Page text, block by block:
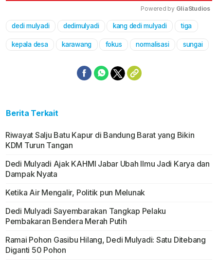
Mute
Powered by GliaStudios
dedi mulyadi dedimulyadi kang dedi mulyadi tiga
kepala desa karawang fokus normalisasi sungai
Berita Terkait
Riwayat Salju Batu Kapur di Bandung Barat yang Bikin
KDM Turun Tangan
Dedi Mulyadi Ajak KAHMI Jabar Ubah Ilmu Jadi Karya dan
Dampak Nyata
Ketika Air Mengalir, Politik pun Melunak
Dedi Mulyadi Sayembarakan Tangkap Pelaku
Pembakaran Bendera Merah Putih
Ramai Pohon Gasibu Hilang, Dedi Mulyadi: Satu Ditebang
Diganti 50 Pohon